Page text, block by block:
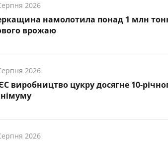
2026
намолотила понад 1 млн
врожаю
2026
виробництво цукру досягне 10-
2026